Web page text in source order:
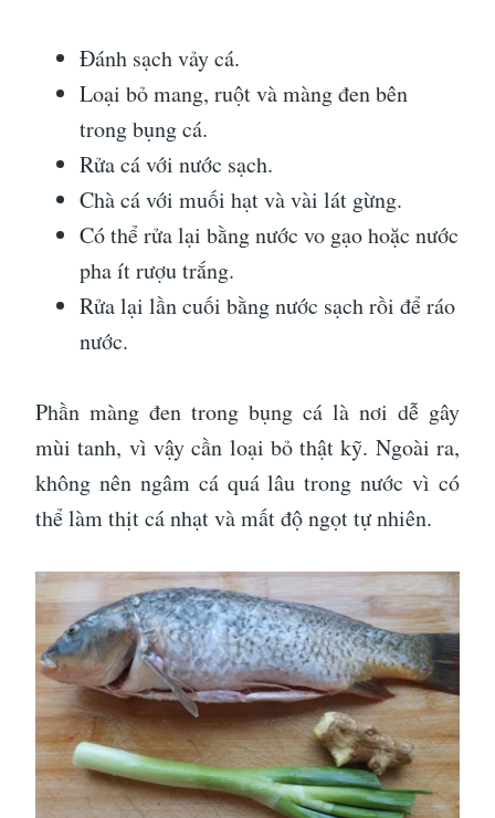
Đánh sạch vảy cá.
Loại bỏ mang, ruột và màng đen bên
trong bụng cá.
Rửa cá với nước sạch.
Chà cá với muối hạt và vài lát gừng.
Có thể rửa lại bằng nước vo gạo hoặc nước
pha ít rượu trắng.
Rửa lại lần cuối bằng nước sạch rồi để ráo
nước.
Phần màng đen trong bụng cá là nơi dễ gây
mùi tanh, vì vậy cần loại bỏ thật kỹ. Ngoài ra,
không nên ngâm cá quá lâu trong nước vì có
thể làm thịt cá nhạt và mất độ ngọt tự nhiên.